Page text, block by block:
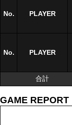
No. PLAYER
No. PLAYER
合計
No. PLAYER
No. PLAYER
合計
GAME REPORT